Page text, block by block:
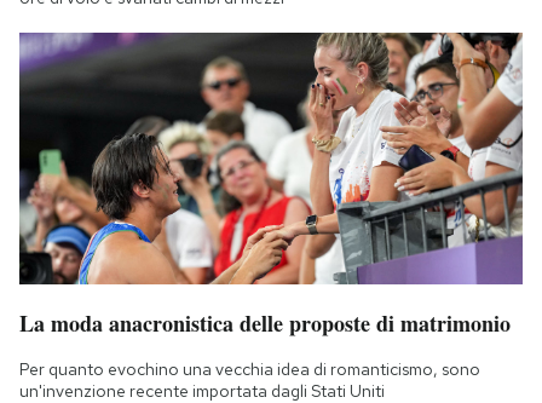
La moda anacronistica delle proposte di matrimonio
Per quanto evochino una vecchia idea di romanticismo, sono
un'invenzione recente importata dagli Stati Uniti